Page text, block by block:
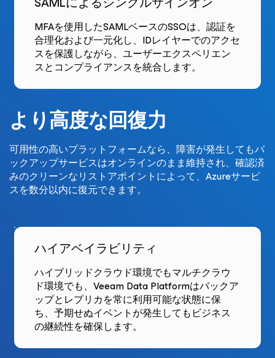
MFAを使用したSAMLベースのSSOは、認証を
合理化および一元化し、IDレイヤーでのアクセ
スを保護しながら、ユーザーエクスペリエン
スとコンプライアンスを統合します。
より高度な回復力
可用性の高いプラットフォームなら、障害が発生してもバ
ックアップサービスはオンラインのまま維持され、確認済
みのクリーンなリストアポイントによって、Azureサービ
スを数分以内に復元できます。
ハイアベイラビリティ
ハイブリッドクラウド環境でもマルチクラウ
ド環境でも、Veeam Data Platformはバックア
ップとレプリカを常に利用可能な状態に保
ち、予期せぬイベントが発生してもビジネス
の継続性を確保します。